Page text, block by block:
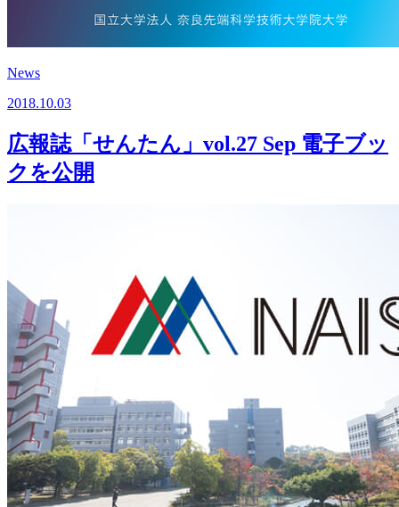
News
2018.10.03
広報誌「せんたん」vol.27 Sep 電子ブッ
クを公開